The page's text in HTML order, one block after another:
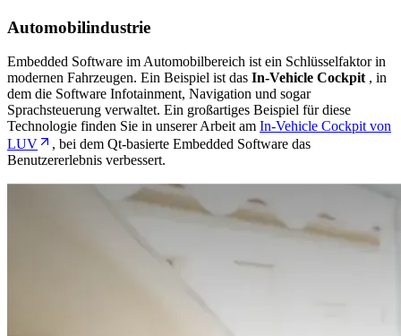
Automobilindustrie
Embedded Software im Automobilbereich ist ein Schlüsselfaktor in
modernen Fahrzeugen. Ein Beispiel ist das In-Vehicle Cockpit , in
dem die Software Infotainment, Navigation und sogar
Sprachsteuerung verwaltet. Ein großartiges Beispiel für diese
Technologie finden Sie in unserer Arbeit am In-Vehicle Cockpit von
LUV
, bei dem Qt-basierte Embedded Software das
Benutzererlebnis verbessert.